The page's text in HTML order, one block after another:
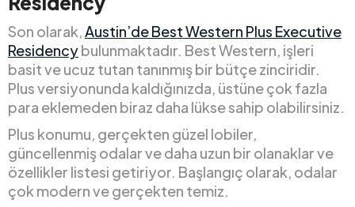
Son olarak,Austin’de Best Western Plus Executive
Residencybulunmaktadır. Best Western, işleri
basit ve ucuz tutan tanınmış bir bütçe zinciridir.
Plus versiyonunda kaldığınızda, üstüne çok fazla
para eklemeden biraz daha lükse sahip olabilirsiniz.
Plus konumu, gerçekten güzel lobiler,
güncellenmiş odalar ve daha uzun bir olanaklar ve
özellikler listesi getiriyor. Başlangıç olarak, odalar
çok modern ve gerçekten temiz.